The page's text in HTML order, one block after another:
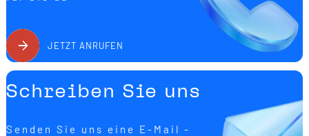
JETZT ANRUFEN
Schreiben Sie uns
Senden Sie uns eine E-Mail -